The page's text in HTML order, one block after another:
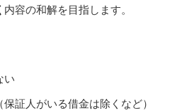
内容の和解を目指します。
い
証人がいる借金は除くなど）